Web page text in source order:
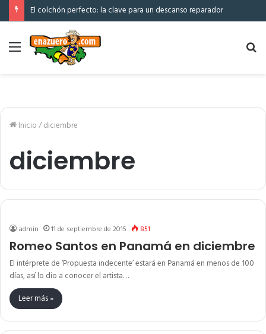
El colchón perfecto: la clave para un descanso reparador
Menú
Inicio/diciembre
diciembre
admin 11 de septiembre de 2015 851
Romeo Santos en Panamá en diciembre
El intérprete de ‘Propuesta indecente’ estará en Panamá en menos de 100
días, así lo dio a conocer el artista…
Leer más »